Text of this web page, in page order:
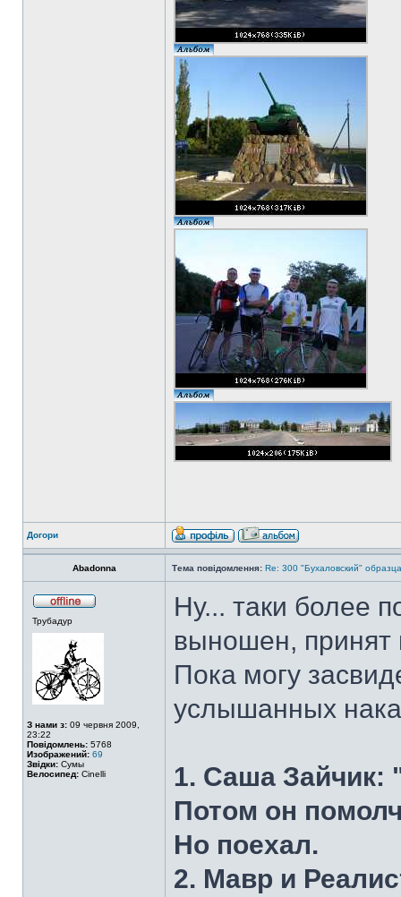
Догори
Abadonna Тема повідомлення: Re: 300 "Бухаловский"
Трубадур
З нами з: 09 червня 2009,
23:22
Повідомлень: 5768
Изображений: 69
Звідки: Сумы
Велосипед: Cinelli
Ну... таки более
выношен, принят
Пока могу
услышанных
1. Саша Зайчик:
Потом он
Но поехал.
2. Мавр и